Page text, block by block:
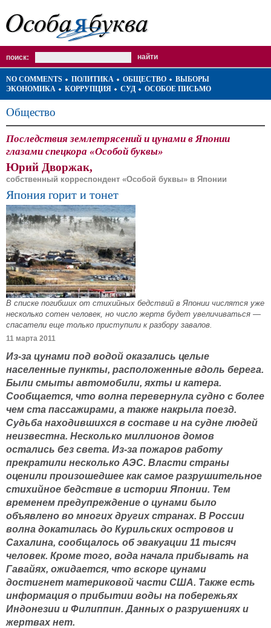
поиск:
NO COMMENTS ПОЛИТИКА ОБЩЕСТВО
ВЫБОРЫ
ЭКОНОМИКА
КОРРУПЦИЯ СУД ОСОБОЕ ПИСЬМО
Общество
Последствия землетрясений и цунами в Японии
глазами спецкора «Особой буквы»
Юрий Дворжак,
собственный корреспондент «Особой буквы» в Японии
Япония горит и тонет
В списке погибших от стихийных бедствий в Японии числятся уже
несколько сотен человек, но число жертв будет увеличиваться —
спасатели еще только приступили к разбору завалов.
11 марта 2011
Из-за цунами под водой оказались целые
населенные пункты, расположенные вдоль берега.
Были смыты автомобили, яхты и катера.
Сообщается, что волна перевернула судно с более
чем ста пассажирами, а также накрыла поезд.
Судьба находившихся в составе и на судне людей
неизвестна. Несколько миллионов домов
остались без света. Из-за пожаров работу
прекратили несколько АЭС. Власти страны
оценили произошедшее как самое разрушительное
стихийное бедствие в истории Японии. Тем
временем предупреждение о цунами было
объявлено во многих других странах. В России
волна докатилась до Курильских островов и
Сахалина, сообщалось об эвакуации 11 тысяч
человек. Кроме того, вода начала прибывать на
Гавайях, ожидается, что вскоре цунами
достигнет материковой части США. Также есть
информация о прибытии воды на побережьях
Индонезии и Филиппин. Данных о разрушениях и
жертвах нет.